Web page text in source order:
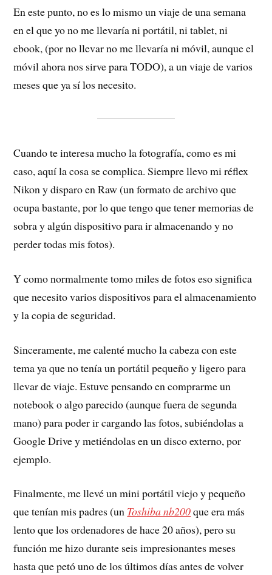
En este punto, no es lo mismo un viaje de una semana
en el que yo no me llevaría ni portátil, ni tablet, ni
ebook, (por no llevar no me llevaría ni móvil, aunque el
móvil ahora nos sirve para TODO), a un viaje de varios
meses que ya sí los necesito.
Cuando te interesa mucho la fotografía, como es mi
caso, aquí la cosa se complica. Siempre llevo mi réflex
Nikon y disparo en Raw (un formato de archivo que
ocupa bastante, por lo que tengo que tener memorias de
sobra y algún dispositivo para ir almacenando y no
perder todas mis fotos).
Y como normalmente tomo miles de fotos eso significa
que necesito varios dispositivos para el almacenamiento
y la copia de seguridad.
Sinceramente, me calenté mucho la cabeza con este
tema ya que no tenía un portátil pequeño y ligero para
llevar de viaje. Estuve pensando en comprarme un
notebook o algo parecido (aunque fuera de segunda
mano) para poder ir cargando las fotos, subiéndolas a
Google Drive y metiéndolas en un disco externo, por
ejemplo.
Finalmente, me llevé un mini portátil viejo y pequeño
que tenían mis padres (un Toshiba nb200que era más
lento que los ordenadores de hace 20 años), pero su
función me hizo durante seis impresionantes meses
hasta que petó uno de los últimos días antes de volver